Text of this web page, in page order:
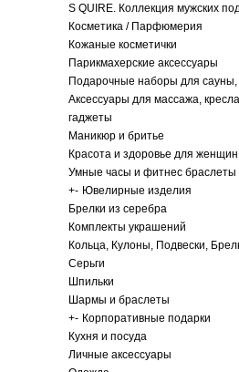
S QUIRE. Коллекция мужских
Косметика / Парфюмерия
Кожаные косметички
Парикмахерские аксессуары
Подарочные наборы для сауны,
Аксессуары для массажа,
гаджеты
Маникюр и бритье
Красота и здоровье для женщин
Умные часы и фитнес браслеты
+- Ювелирные изделия
Брелки из серебра
Комплекты украшений
Кольца, Кулоны, Подвески,
Серьги
Шпильки
Шармы и браслеты
+- Корпоративные подарки
Кухня и посуда
Личные аксессуары